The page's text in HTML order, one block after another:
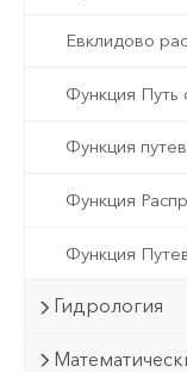
Евклидово
Функция Путь
Функция
Функция
Функция
Гидрология